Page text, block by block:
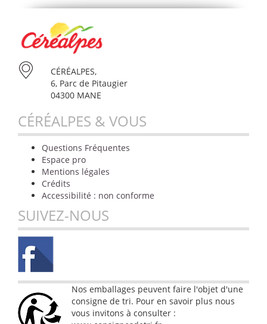
CÉRÉALPES,
6, Parc de Pitaugier
04300 MANE
CÉRÉALPES & VOUS
Questions Fréquentes
Espace pro
Mentions légales
Crédits
Accessibilité : non conforme
SUIVEZ-NOUS
Nos emballages peuvent faire l'objet d'une
consigne de tri. Pour en savoir plus nous
vous invitons à consulter :